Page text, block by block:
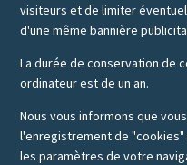
visiteurs et de limiter
d'une même bannière
La durée de conservation de
ordinateur est de un an.
Nous vous informons que
l'enregistrement de
les paramètres de votre